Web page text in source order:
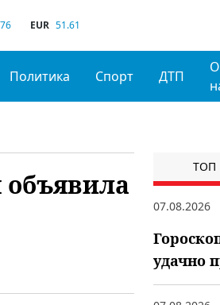
EUR 51.61
Политика Спорт ДТП
О
ТОП
07.08.2026
удачно